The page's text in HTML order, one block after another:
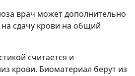
врач может дополнительно
сдачу крови на общий
считается и
крови. Биоматериал берут из